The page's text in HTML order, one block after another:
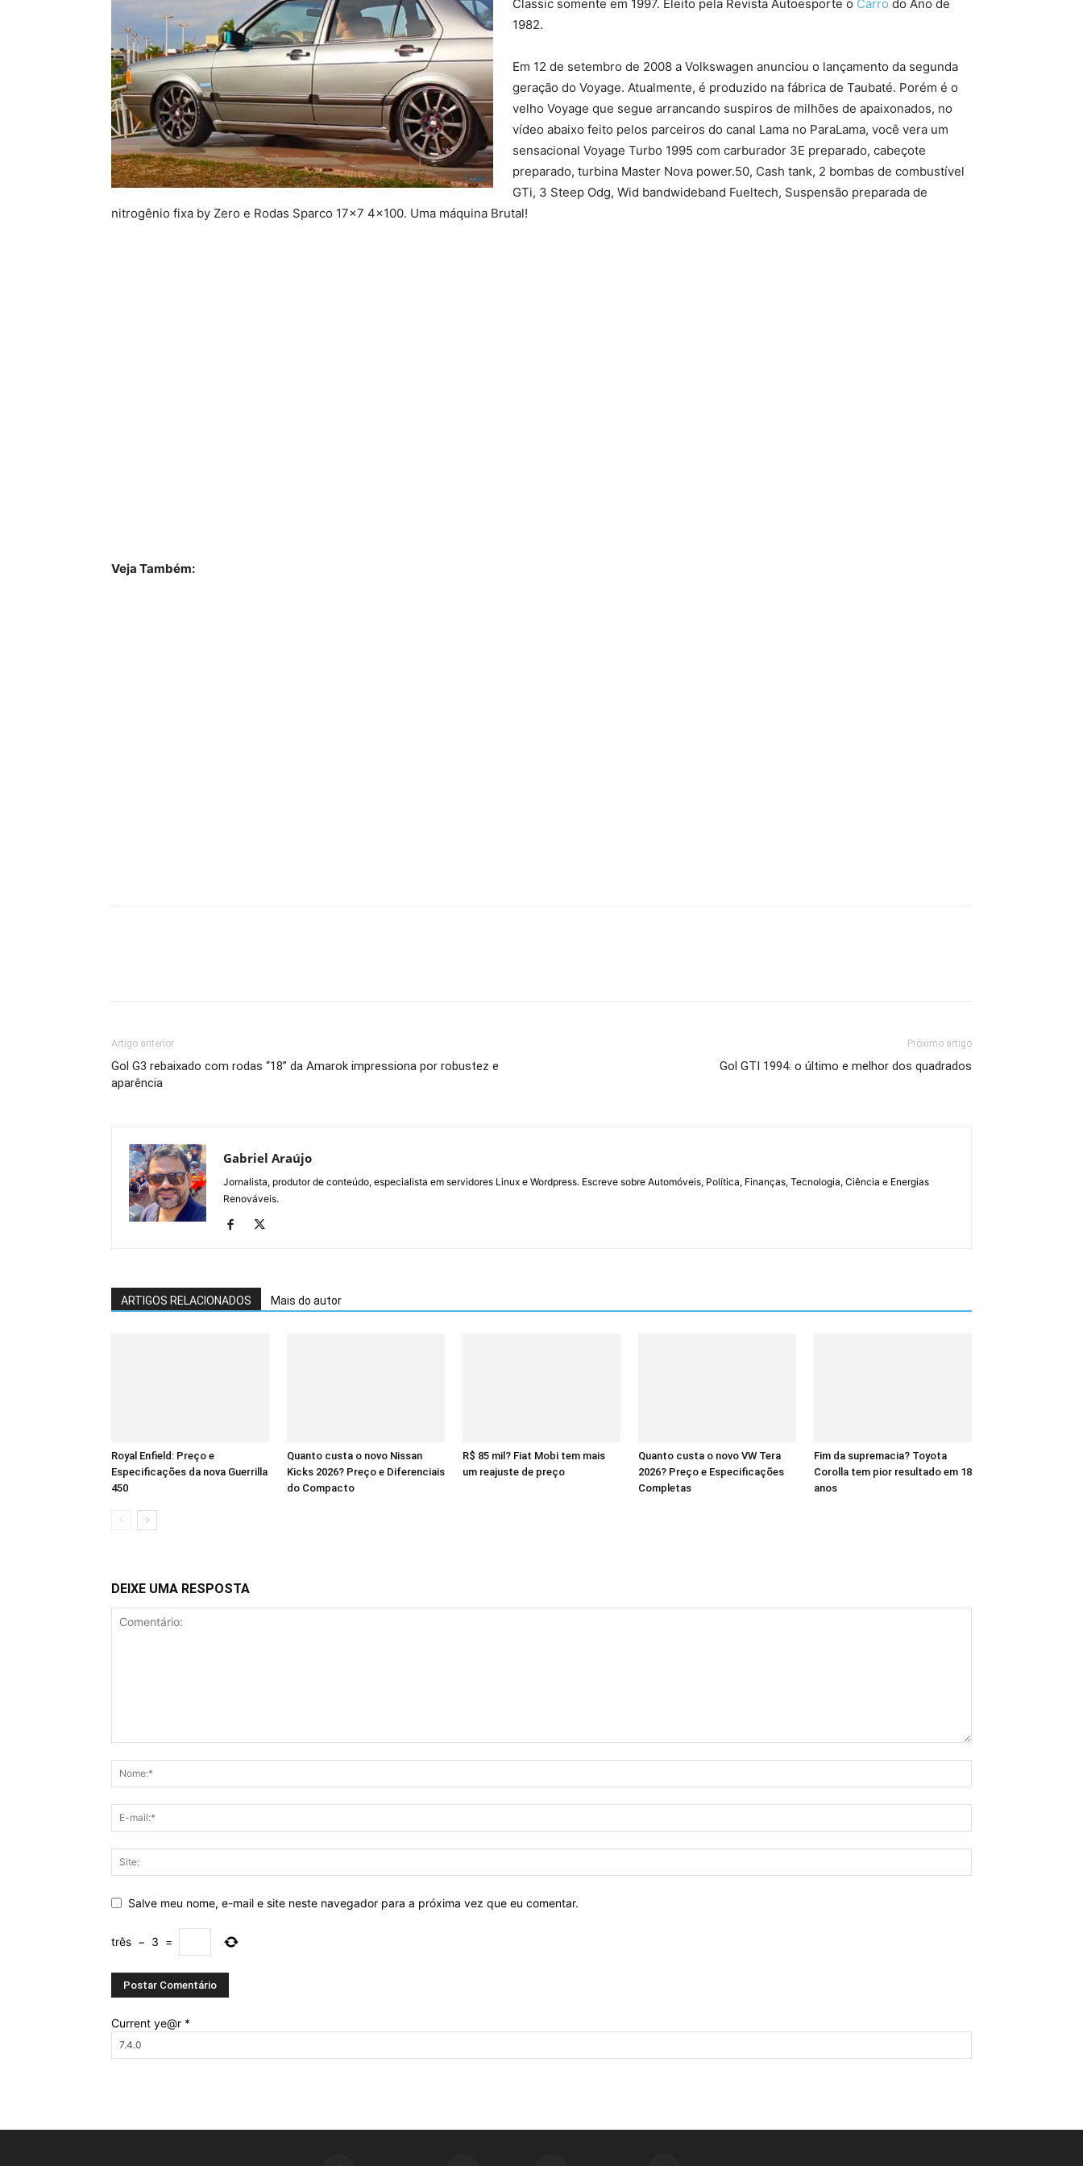
Classic somente em 1997. Eleito pela Revista Autoesporte o Carro do Ano de
1982.
Em 12 de setembro de 2008 a Volkswagen anunciou o lançamento da segunda
geração do Voyage. Atualmente, é produzido na fábrica de Taubaté. Porém é o
velho Voyage que segue arrancando suspiros de milhões de apaixonados, no
vídeo abaixo feito pelos parceiros do canal Lama no ParaLama, você vera um
sensacional Voyage Turbo 1995 com carburador 3E preparado, cabeçote
preparado, turbina Master Nova power.50, Cash tank, 2 bombas de combustível
GTi, 3 Steep Odg, Wid bandwideband Fueltech, Suspensão preparada de
nitrogênio fixa by Zero e Rodas Sparco 17×7 4×100. Uma máquina Brutal!
Veja Também:
Artigo anterior
Gol G3 rebaixado com rodas “18” da Amarok impressiona por robustez e
aparência
Próximo artigo
Gol GTI 1994: o último e melhor dos quadrados
Gabriel Araújo
Jornalista, produtor de conteúdo, especialista em servidores Linux e Wordpress. Escreve sobre Automóveis, Política, Finanças, Tecnologia, Ciência e Energias
Renováveis.
ARTIGOS RELACIONADOS Mais do autor
Royal Enfield: Preço e
Especificações da nova Guerrilla
450
Quanto custa o novo Nissan
Kicks 2026? Preço e Diferenciais
do Compacto
R$ 85 mil? Fiat Mobi tem mais
um reajuste de preço
Quanto custa o novo VW Tera
2026? Preço e Especificações
Completas
Fim da supremacia? Toyota
Corolla tem pior resultado em 18
anos
DEIXE UMA RESPOSTA
Salve meu nome, e-mail e site neste navegador para a próxima vez que eu comentar.
três − 3 =
Current ye@r *